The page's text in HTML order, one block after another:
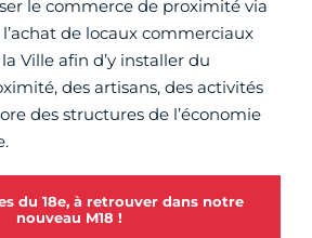
le commerce de proximité via
de locaux commerciaux
Ville afin d’y installer du
des artisans, des activités
des structures de l’économie
du 18e, à retrouver dans notre
nouveau M18 !